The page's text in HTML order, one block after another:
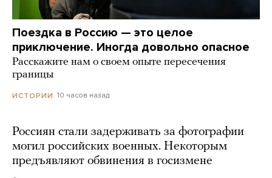
Поездка в Россию — это целое
приключение. Иногда довольно опасное
Расскажите нам о своем опыте пересечения
границы
ИСТОРИИ 10 часов назад
Россиян стали задерживать за фотографии
могил российских военных. Некоторым
предъявляют обвинения в госизмене